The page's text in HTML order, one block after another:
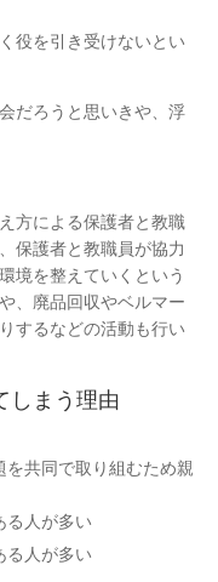
役を引き受けないとい
だろうと思いきや、浮
方による保護者と教職
保護者と教職員が協力
境を整えていくという
、廃品回収やベルマー
するなどの活動も行い
しまう理由
共同で取り組むため親
る人が多い
る人が多い